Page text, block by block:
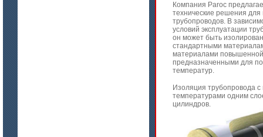
Компания Paroc
технические решения для
трубопроводов. В
условий эксплуатации
он может быть изолирован
стандартными
материалами
предназначенными для
температур.
Изоляция трубопровода с
температурами одним
цилиндров.